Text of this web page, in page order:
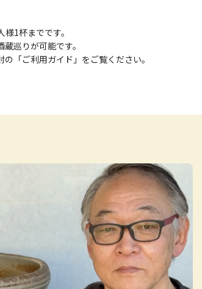
1杯までです。
巡りが可能です。
「ご利用ガイド」をご覧ください。